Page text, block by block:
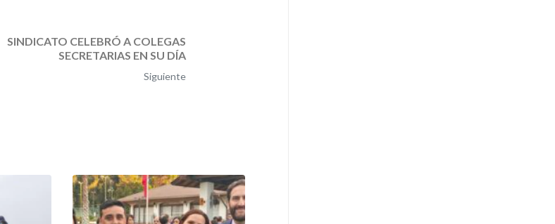
SINDICATO CELEBRÓ A COLEGAS
SECRETARIAS EN SU DÍA
Siguiente